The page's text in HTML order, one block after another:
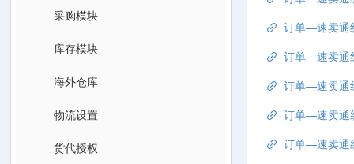
采购模块
库存模块
海外仓库
物流设置
货代授权
订单—速卖通
订单—速卖通
订单—速卖通
订单—速卖通
订单—速卖通